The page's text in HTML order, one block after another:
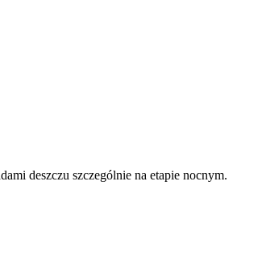
deszczu szczególnie na etapie nocnym.